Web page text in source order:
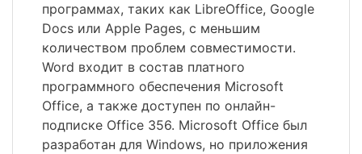
программах, таких как LibreOffice, Google
Docs или Apple Pages, с меньшим
количеством проблем совместимости.
Word входит в состав платного
программного обеспечения Microsoft
Office, а также доступен по онлайн-
подписке Office 356. Microsoft Office был
разработан для Windows, но приложения